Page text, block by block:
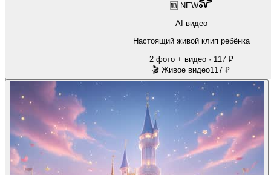
🆕 NEW
AI-видео
Настоящий живой клип ребёнка
2 фото + видео · 117 ₽
🎬 Живое видео117 ₽